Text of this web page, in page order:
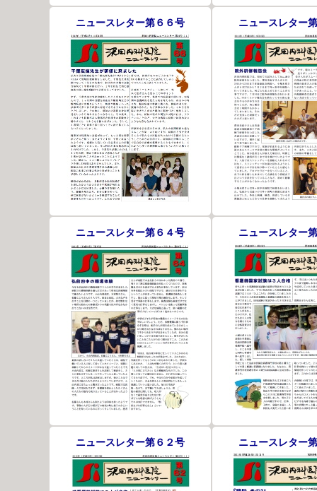
ニュースレター第６６号 ニュースレター
ニュースレター第６４号 ニュースレター
ニュースレター第６２号 ニュースレター